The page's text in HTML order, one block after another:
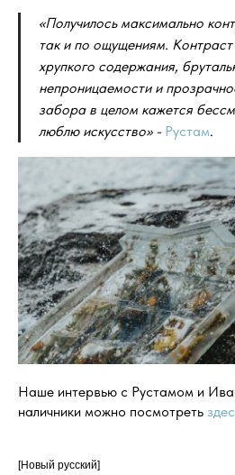
«Получилось максимально
так и по ощущениям.
хрупкого содержания,
непроницаемости и
забора в целом кажется
люблю искусство» - Рустам.
Наше интервью с Рустамом и
наличники можно посмотреть
[Новый русский]